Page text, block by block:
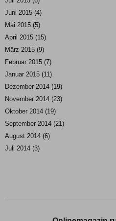
Juni 2015 (4)
Mai 2015 (5)
April 2015 (15)
März 2015 (9)
Februar 2015 (7)
Januar 2015 (11)
Dezember 2014 (19)
November 2014 (23)
Oktober 2014 (19)
September 2014 (21)
August 2014 (6)
Juli 2014 (3)